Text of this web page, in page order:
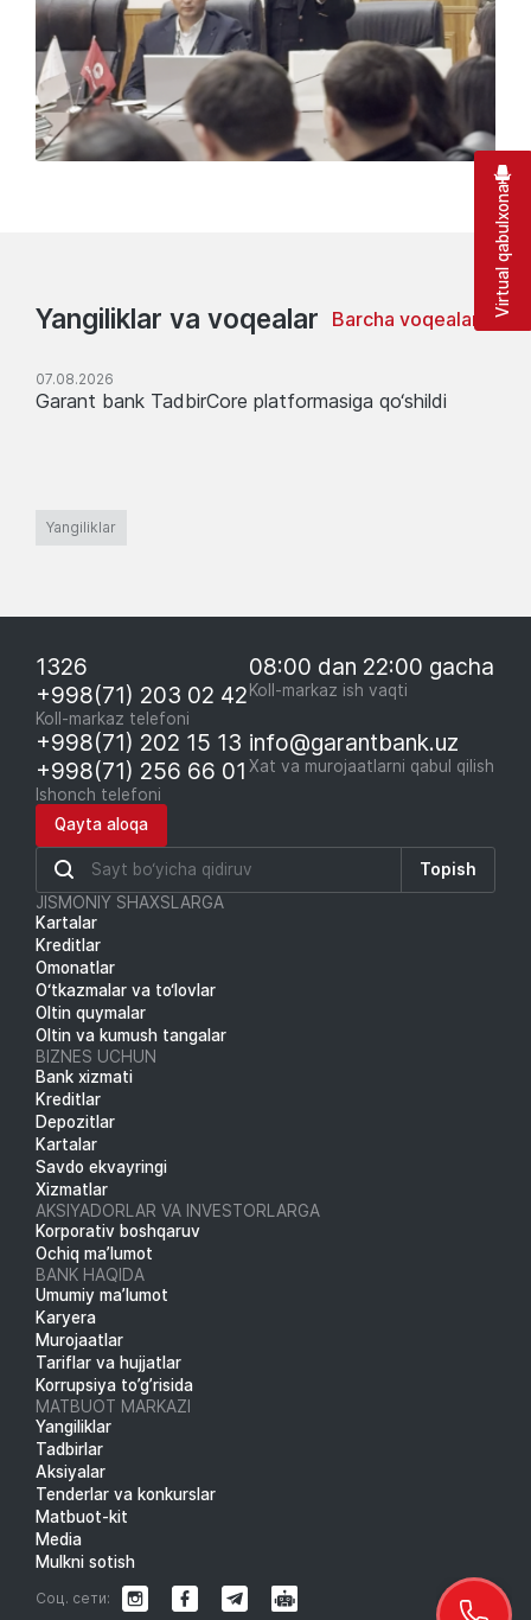
Yangiliklar va voqealar Barcha voqealar
07.08.2026
Garant bank TadbirCore platformasiga qo‘shildi
Yangiliklar
1326
+998(71) 203 02 42
Koll-markaz telefoni
08:00 dan 22:00 gacha
Koll-markaz ish vaqti
+998(71) 202 15 13
+998(71) 256 66 01
Ishonch telefoni
info@garantbank.uz
Xat va murojaatlarni qabul qilish
Qayta aloqa
Topish
JISMONIY SHAXSLARGA
Kartalar
Kreditlar
Omonatlar
O‘tkazmalar va to‘lovlar
Oltin quymalar
Oltin va kumush tangalar
BIZNES UCHUN
Bank xizmati
Kreditlar
Depozitlar
Kartalar
Savdo ekvayringi
Xizmatlar
AKSIYADORLAR VA INVESTORLARGA
Korporativ boshqaruv
Ochiq ma’lumot
BANK HAQIDA
Umumiy ma’lumot
Karyera
Murojaatlar
Tariflar va hujjatlar
Korrupsiya to’g’risida
MATBUOT MARKAZI
Yangiliklar
Tadbirlar
Aksiyalar
Tenderlar va konkurslar
Matbuot-kit
Media
Mulkni sotish
Соц. сети:
Virtual qabulxona